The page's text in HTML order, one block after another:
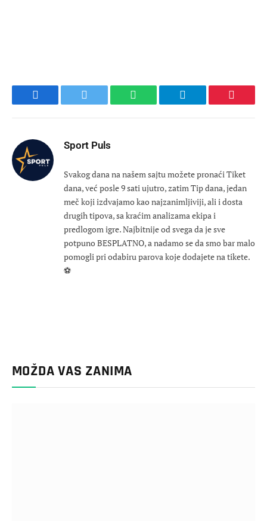
Facebook Twitter WhatsApp Telegram
Sport Puls
Svakog dana na našem sajtu možete pronaći Tiket
dana, već posle 9 sati ujutro, zatim Tip dana, jedan
meč koji izdvajamo kao najzanimljiviji, ali i dosta
drugih tipova, sa kraćim analizama ekipa i
predlogom igre. Najbitnije od svega da je sve
potpuno BESPLATNO, a nadamo se da smo bar malo
pomogli pri odabiru parova koje dodajete na tikete.
⚽
MOŽDA VAS ZANIMA